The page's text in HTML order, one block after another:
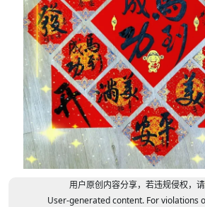
用户原创内容分享，若违规侵权，请
User-generated content. For violations